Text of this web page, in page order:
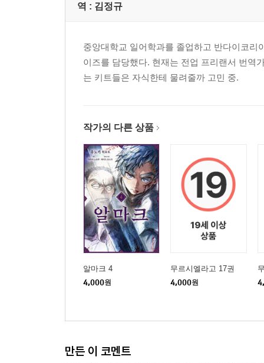
역 : 김정규
중앙대학교 일어학과를 졸업하고 반다이코
이즈를 담당했다. 현재는 전업 프리랜서 번역
는 키트들은 자식한테 물려줄까 고민 중.
작가의 다른 상품
알마크 4
4,000원
무르시엘라고 17권
4,000원
만든 이 코멘트